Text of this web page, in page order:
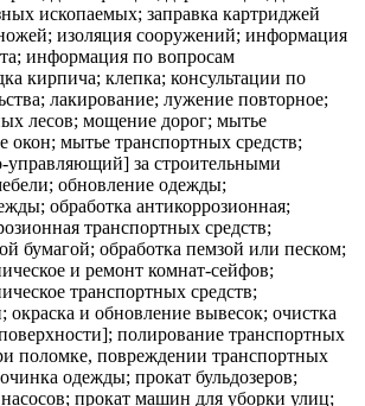
ископаемых; заправка картриджей
изоляция сооружений; информация
информация по вопросам
кирпича; клепка; консультации по
лакирование; лужение повторное;
лесов; мощение дорог; мытье
окон; мытье транспортных средств;
управляющий] за строительными
обновление одежды;
обработка антикоррозионная;
транспортных средств;
бумагой; обработка пемзой или песком;
и ремонт комнат-сейфов;
транспортных средств;
окраска и обновление вывесок; очистка
полирование транспортных
поломке, повреждении транспортных
одежды; прокат бульдозеров;
прокат машин для уборки улиц;